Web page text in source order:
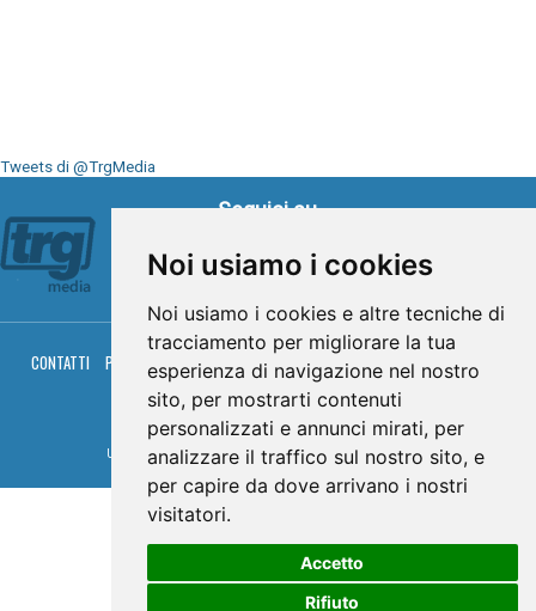
Noi usiamo i cookies
Noi usiamo i cookies e altre tecniche di
tracciamento per migliorare la tua
esperienza di navigazione nel nostro
sito, per mostrarti contenuti
personalizzati e annunci mirati, per
analizzare il traffico sul nostro sito, e
per capire da dove arrivano i nostri
visitatori.
Accetto
Rifiuto
Tweets di @TrgMedia
Seguici su
CONTATTI PRIVACY COOKIES PALINSESTO DIRETTA TV
DIRETTA RADIO
RGM HITRADIO
© TRG Media 2005-2026
Umbria Televisioni s.r.l. - P.I.00496230541 - www.trgmedia.it- Powered by